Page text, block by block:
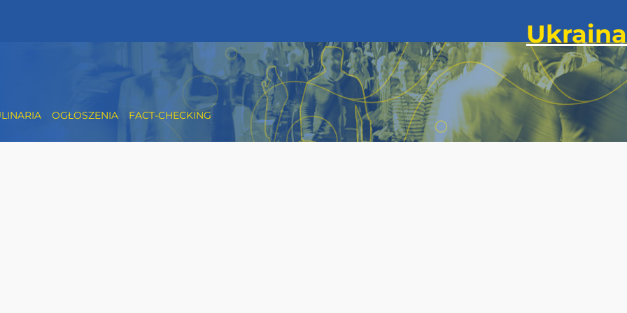
OGŁOSZENIA FACT-CHECKING